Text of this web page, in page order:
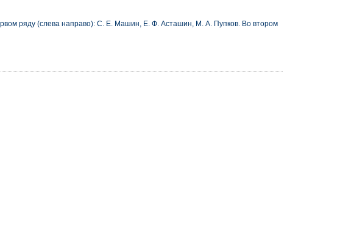
ряду (слева направо): С. Е. Машин, Е. Ф. Асташин, М. А. Пупков. Во втором